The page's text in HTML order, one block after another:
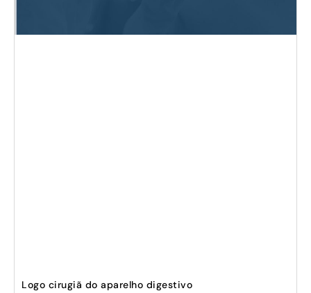
Logo cirugiã do aparelho digestivo